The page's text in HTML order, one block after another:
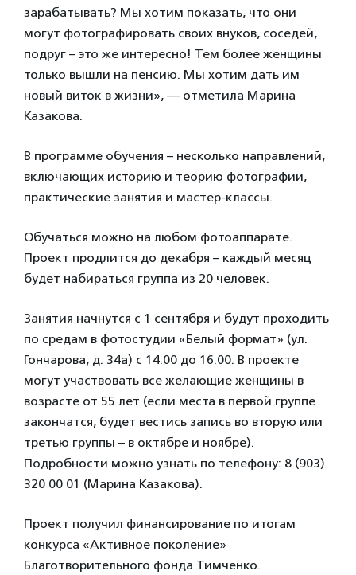
зарабатывать? Мы хотим показать, что они
могут фотографировать своих внуков, соседей,
подруг – это же интересно! Тем более женщины
только вышли на пенсию. Мы хотим дать им
новый виток в жизни», — отметила Марина
Казакова.
В программе обучения – несколько направлений,
включающих историю и теорию фотографии,
практические занятия и мастер-классы.
Обучаться можно на любом фотоаппарате.
Проект продлится до декабря – каждый месяц
будет набираться группа из 20 человек.
Занятия начнутся с 1 сентября и будут проходить
по средам в фотостудии «Белый формат» (ул.
Гончарова, д. 34а) с 14.00 до 16.00. В проекте
могут участвовать все желающие женщины в
возрасте от 55 лет (если места в первой группе
закончатся, будет вестись запись во вторую или
третью группы – в октябре и ноябре).
Подробности можно узнать по телефону: 8 (903)
320 00 01 (Марина Казакова).
Проект получил финансирование по итогам
конкурса «Активное поколение»
Благотворительного фонда Тимченко.